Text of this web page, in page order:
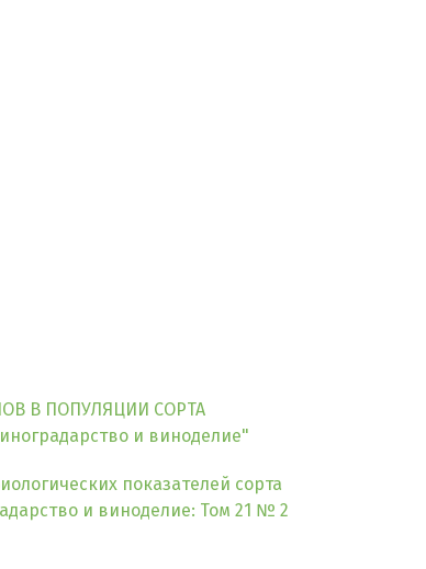
В ПОПУЛЯЦИИ СОРТА
и виноделие"
показателей сорта
и виноделие: Том 21 № 2